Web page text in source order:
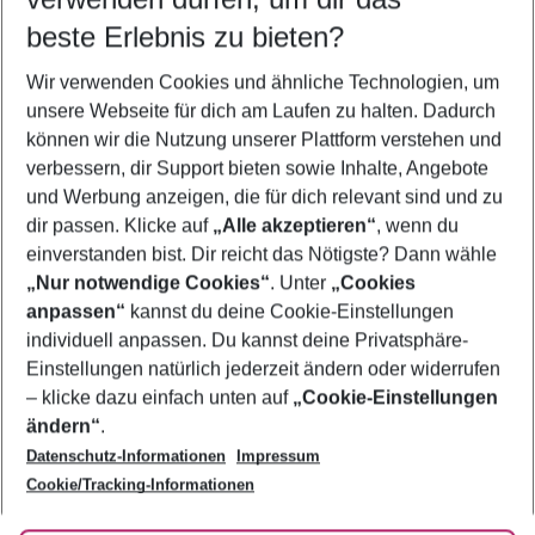
5-8 Nächte
2 Erwachsene Keine Kinder
Mehr Filter anzeigen
Footer
Footer navigation
Über uns
AGB
Bestpreisgarantie
Cookie-Einstellungen ändern
Cookie-Richtlinie
Agenturbetreuung
Barrierefreies Reisen
Folge uns
beste Erlebnis zu bieten?
Wir verwenden Cookies und ähnliche Technologien, um
unsere Webseite für dich am Laufen zu halten. Dadurch
können wir die Nutzung unserer Plattform verstehen und
verbessern, dir Support bieten sowie Inhalte, Angebote
und Werbung anzeigen, die für dich relevant sind und zu
dir passen. Klicke auf „Alle akzeptieren“, wenn du
einverstanden bist. Dir reicht das Nötigste? Dann wähle
„Nur notwendige Cookies“. Unter „Cookies
anpassen“ kannst du deine Cookie-Einstellungen
individuell anpassen. Du kannst deine Privatsphäre-
Einstellungen natürlich jederzeit ändern oder widerrufen
– klicke dazu einfach unten auf „Cookie-Einstellungen
ändern“.
Datenschutz-Informationen
Impressum
Cookie/Tracking-Informationen